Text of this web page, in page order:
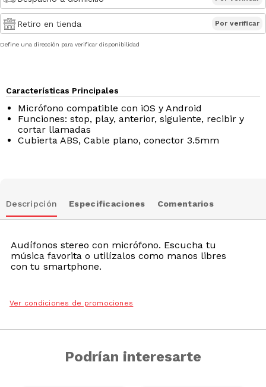
Retiro en tienda Por verificar
Define una dirección para verificar disponibilidad
Características Principales
Micrófono compatible con iOS y Android
Funciones: stop, play, anterior, siguiente, recibir y
cortar llamadas
Cubierta ABS, Cable plano, conector 3.5mm
Descripción Especificaciones Comentarios
Audífonos stereo con micrófono. Escucha tu
música favorita o utilízalos como manos libres
con tu smartphone.
Ver condiciones de promociones
Podrían interesarte